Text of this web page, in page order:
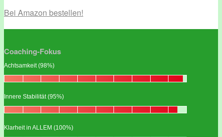
Bei Amazon bestellen!
Coaching-Fokus
Achtsamkeit (98%)
Innere Stabilität (95%)
Klarheit in ALLEM (100%)